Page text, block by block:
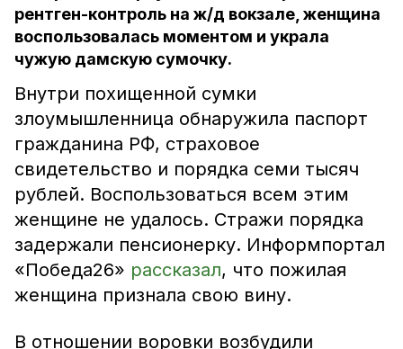
рентген-контроль на ж/д вокзале, женщина
воспользовалась моментом и украла
чужую дамскую сумочку.
Внутри похищенной сумки
злоумышленница обнаружила паспорт
гражданина РФ, страховое
свидетельство и порядка семи тысяч
рублей. Воспользоваться всем этим
женщине не удалось. Стражи порядка
задержали пенсионерку. Информпортал
«Победа26» рассказал, что пожилая
женщина признала свою вину.
В отношении воровки возбудили